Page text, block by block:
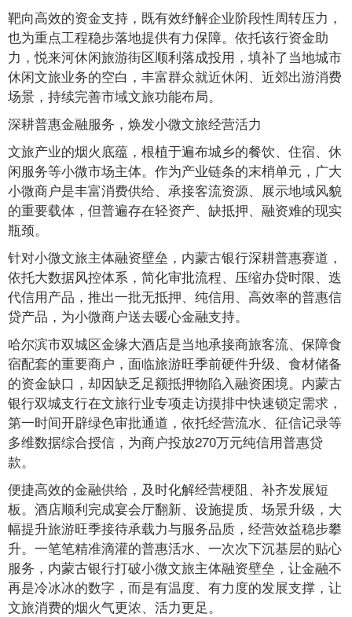
靶向高效的资金支持，既有效纾解企业阶段性周转压力，
也为重点工程稳步落地提供有力保障。依托该行资金助
力，悦来河休闲旅游街区顺利落成投用，填补了当地城市
休闲文旅业务的空白，丰富群众就近休闲、近郊出游消费
场景，持续完善市域文旅功能布局。
深耕普惠金融服务，焕发小微文旅经营活力
文旅产业的烟火底蕴，根植于遍布城乡的餐饮、住宿、休
闲服务等小微市场主体。作为产业链条的末梢单元，广大
小微商户是丰富消费供给、承接客流资源、展示地域风貌
的重要载体，但普遍存在轻资产、缺抵押、融资难的现实
瓶颈。
针对小微文旅主体融资壁垒，内蒙古银行深耕普惠赛道，
依托大数据风控体系，简化审批流程、压缩办贷时限、迭
代信用产品，推出一批无抵押、纯信用、高效率的普惠信
贷产品，为小微商户送去暖心金融支持。
哈尔滨市双城区金缘大酒店是当地承接商旅客流、保障食
宿配套的重要商户，面临旅游旺季前硬件升级、食材储备
的资金缺口，却因缺乏足额抵押物陷入融资困境。内蒙古
银行双城支行在文旅行业专项走访摸排中快速锁定需求，
第一时间开辟绿色审批通道，依托经营流水、征信记录等
多维数据综合授信，为商户投放270万元纯信用普惠贷
款。
便捷高效的金融供给，及时化解经营梗阻、补齐发展短
板。酒店顺利完成宴会厅翻新、设施提质、场景升级，大
幅提升旅游旺季接待承载力与服务品质，经营效益稳步攀
升。一笔笔精准滴灌的普惠活水、一次次下沉基层的贴心
服务，内蒙古银行打破小微文旅主体融资壁垒，让金融不
再是冷冰冰的数字，而是有温度、有力度的发展支撑，让
文旅消费的烟火气更浓、活力更足。